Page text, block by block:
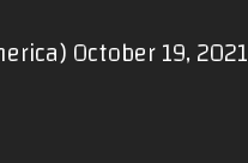
October 19, 2021